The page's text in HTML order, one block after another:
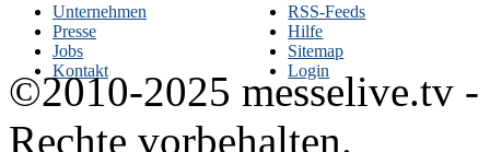
Unternehmen
Presse
Jobs
Kontakt
RSS-Feeds
Hilfe
Sitemap
Login
©2010-2025 messelive.tv -
Rechte vorbehalten.